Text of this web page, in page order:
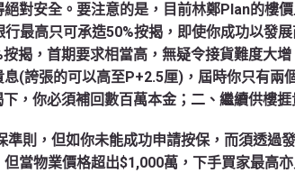
對安全。要注意的是，目前林鄭Plan的樓
最高只可承造50%按揭，即使你成功以發
揭，首期要求相當高，無疑令接貨難度大
(誇張的可以高至P+2.5厘)，屆時你只有兩
，你必須補回數百萬本金；二、繼續供樓捱
則，但如你未能成功申請按保，而須透過
當物業價格超出$1,000萬，下手買家最高